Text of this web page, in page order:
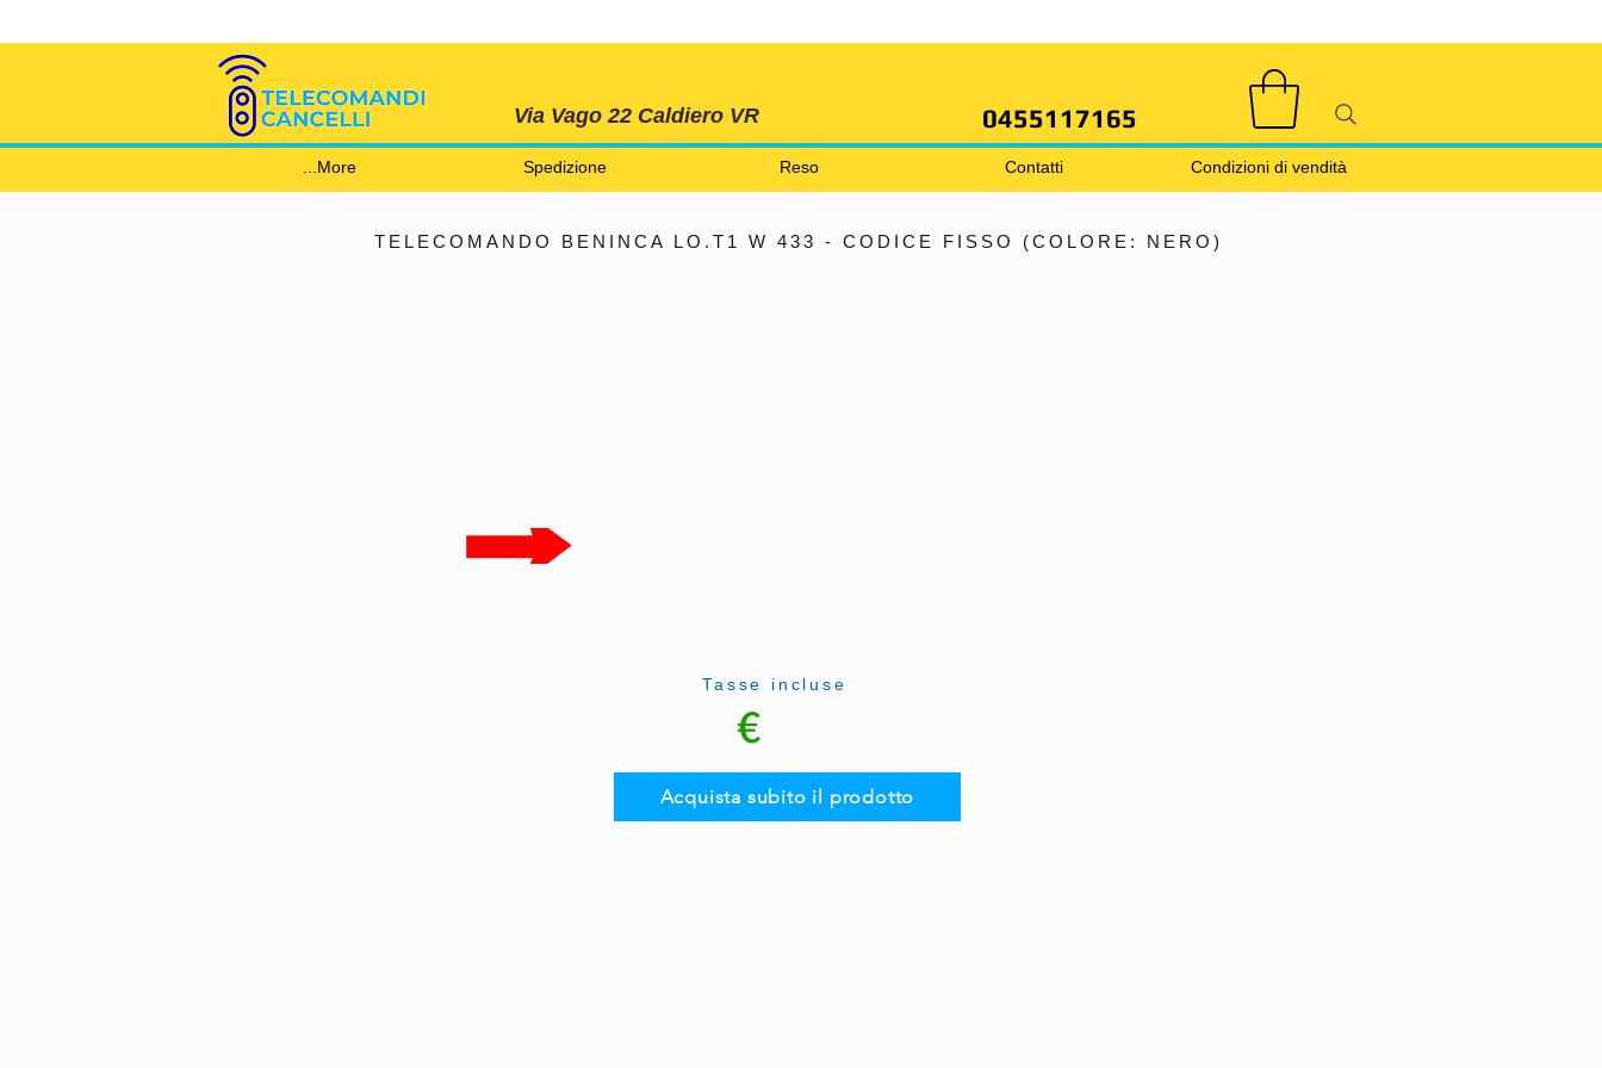
Via Vago 22 Caldiero VR 0455117165
Condizioni di vendità
Contatti
Reso
Spedizione
More...
TELECOMANDO BENINCA LO.T1 W 433 - CODICE FISSO (COLORE: NERO)
Tasse incluse
€
Acquista subito il prodotto